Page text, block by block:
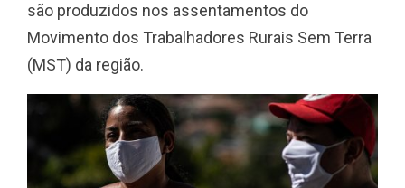
são produzidos nos assentamentos do
Movimento dos Trabalhadores Rurais Sem Terra
(MST) da região.